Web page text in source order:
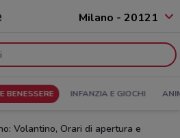
Milano - 20121
BENESSERE INFANZIA E GIOCHI
Volantino, Orari di apertura e